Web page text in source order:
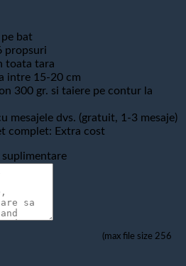
bat
propsuri
toata tara
intre 15-20 cm
300 gr. si taiere pe contur la
mesajele dvs. (gratuit, 1-3 mesaje)
complet: Extra cost
(max file size 256